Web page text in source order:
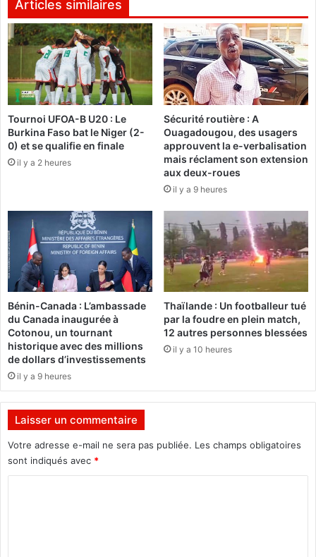
r
e
f
i
n
a
n
t
l
e
u
d
g
e
t
0
6
h
s
s
e
n
p
r
e
à
'
A
m
s
s
a
d
e
m
r
i
c
a
Articles similaires
Tournoi UFOA-B U20 : Le
Burkina Faso bat le Niger (2-
0) et se qualifie en finale
il y a 2 heures
Sécurité routière : A
Ouagadougou, des usagers
approuvent la e-verbalisation
mais réclament son extension
aux deux-roues
il y a 9 heures
Bénin-Canada : L’ambassade
du Canada inaugurée à
Cotonou, un tournant
historique avec des millions
de dollars d’investissements
il y a 9 heures
Thaïlande : Un footballeur tué
par la foudre en plein match,
12 autres personnes blessées
il y a 10 heures
Laisser un commentaire
Votre adresse e-mail ne sera pas publiée. Les champs obligatoires
sont indiqués avec *